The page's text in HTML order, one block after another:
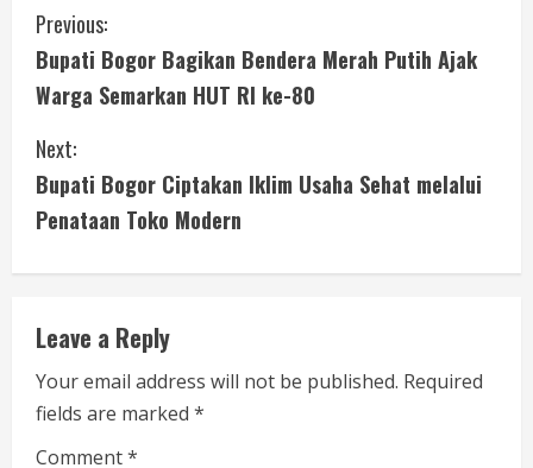
C
o
n
t
i
n
u
e
R
Previous:
Bupati Bogor Bagikan Bendera Merah Putih Ajak
Warga Semarkan HUT RI ke-80
Next:
Bupati Bogor Ciptakan Iklim Usaha Sehat melalui
Penataan Toko Modern
Leave a Reply
Your email address will not be published. Required
fields are marked *
Comment*